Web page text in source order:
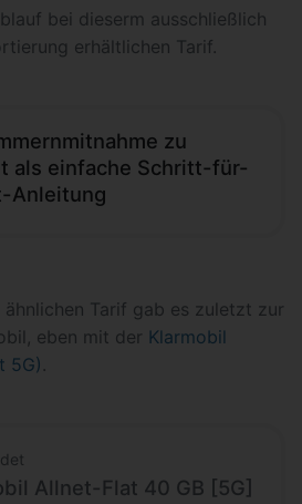
bei dieserm ausschließlich
erhältlichen Tarif.
zu
als einfache Schritt-für-
Anleitung
ähnlichen Tarif gab es zuletzt zur
eben mit der Klarmobil
5G)
Allnet-Flat 40 GB [5G]